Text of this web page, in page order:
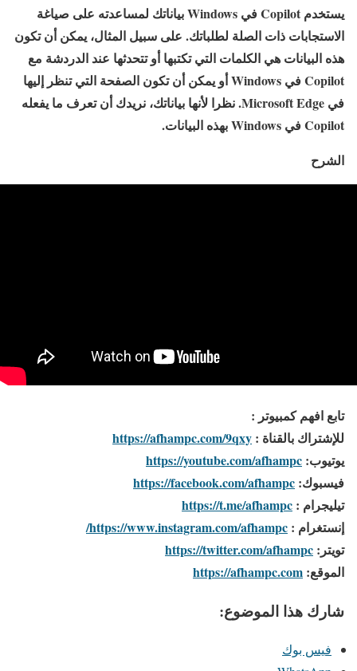
يستخدم Copilot في Windows بياناتك لمساعدته على صياغة
الاستجابات ذات الصلة لطلباتك. على سبيل المثال، يمكن أن تكون
هذه البيانات هي الكلمات التي تكتبها أو تتحدثها عند الدردشة مع
Copilot في Windows أو يمكن أن تكون الصفحة التي تنظر إليها
في Microsoft Edge. نظرا لأنها بياناتك، نريدك أن تعرف ما يفعله
Copilot في Windows بهذه البيانات.
الشرح
تابع افهم كمبيوتر :
للإشتراك بالقناة : https://afhampc.com/9qxy
يوتيوب: https://youtube.com/afhampc
فيسبوك: https://facebook.com/afhampc
تيليجرام : https://t.me/afhampc
إنستغرام : https://www.instagram.com/afhampc/
تويتر: https://twitter.com/afhampc
الموقع: https://afhampc.com
شارك هذا الموضوع:
فيس بوك